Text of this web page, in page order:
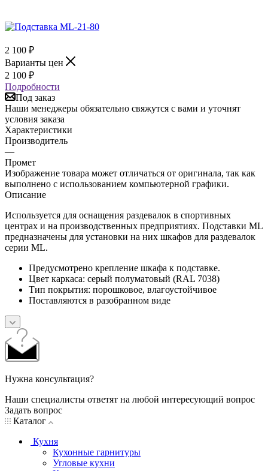
2 100 ₽
Варианты цен
2 100 ₽
Подробности
Под заказ
Наши менеджеры обязательно свяжутся с вами и уточнят
условия заказа
Характеристики
Производитель
—
Промет
Изображение товара может отличаться от оригинала, так как
выполнено с использованием компьютерной графики.
Описание
Используется для оснащения раздевалок в спортивных
центрах и на производственных предприятиях. Подставки ML
предназначены для установки на них шкафов для раздевалок
серии ML.
Предусмотрено крепление шкафа к подставке.
Цвет каркаса: серый полуматовый (RAL 7038)
Тип покрытия: порошковое, влагоустойчивое
Поставляются в разобранном виде
Нужна консультация?
Наши специалисты ответят на любой интересующий вопрос
Задать вопрос
Каталог
Кухня
Кухонные гарнитуры
Угловые кухни